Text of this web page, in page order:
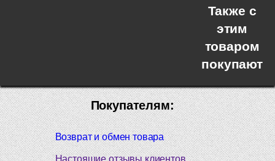
Также с
этим
товаром
покупают
Покупателям:
Возврат и обмен товара